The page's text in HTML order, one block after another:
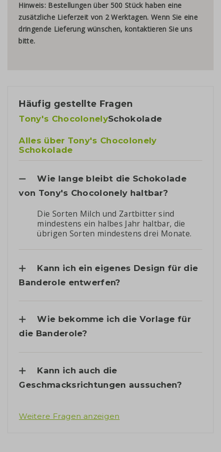
Hinweis: Bestellungen über 500 Stück haben eine
zusätzliche Lieferzeit von 2 Werktagen. Wenn Sie eine
dringende Lieferung wünschen, kontaktieren Sie uns
bitte.
Häufig gestellte Fragen
Tony's ChocolonelySchokolade
Alles über Tony's Chocolonely
Schokolade
Wie lange bleibt die Schokolade
von Tony's Chocolonely haltbar?
Die Sorten Milch und Zartbitter sind
mindestens ein halbes Jahr haltbar, die
übrigen Sorten mindestens drei Monate.
Kann ich ein eigenes Design für die
Banderole entwerfen?
Wie bekomme ich die Vorlage für
die Banderole?
Kann ich auch die
Geschmacksrichtungen aussuchen?
Weitere Fragen anzeigen